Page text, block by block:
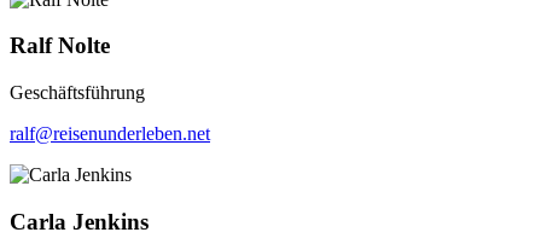
Ralf Nolte
Geschäftsführung
ralf@reisenunderleben.net
Carla Jenkins